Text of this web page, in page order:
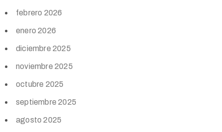
febrero 2026
enero 2026
diciembre 2025
noviembre 2025
octubre 2025
septiembre 2025
agosto 2025